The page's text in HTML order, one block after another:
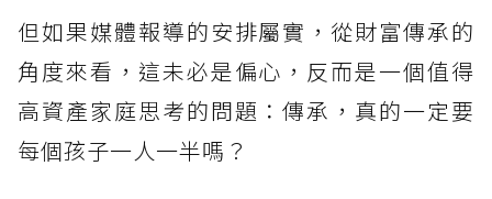
但如果媒體報導的安排屬實，從財富傳承的
角度來看，這未必是偏心，反而是一個值得
高資產家庭思考的問題：傳承，真的一定要
每個孩子一人一半嗎？